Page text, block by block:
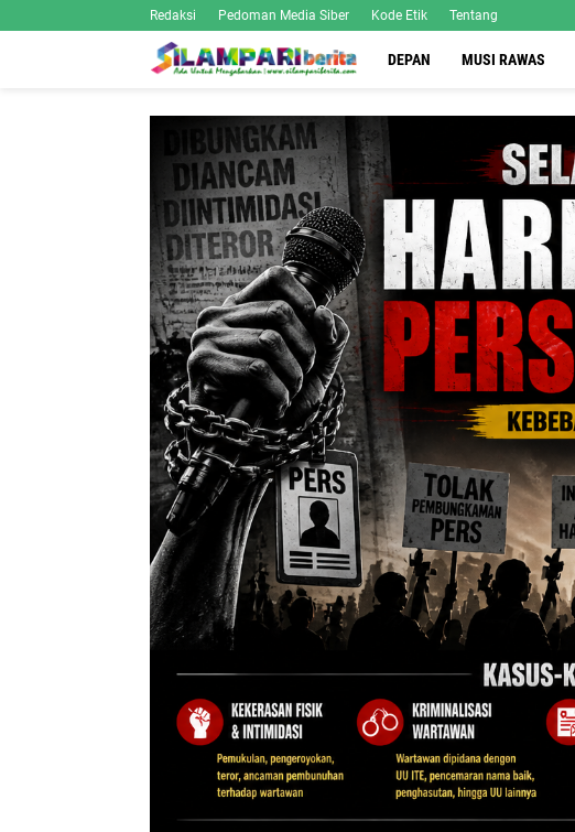
Redaksi Pedoman Media Siber Kode Etik Tentang
DEPAN MUSI RAWAS